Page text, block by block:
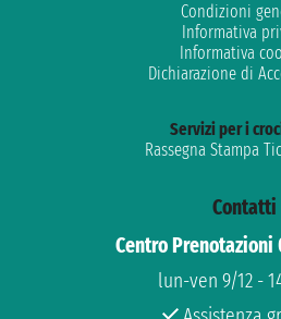
Condizioni
Informativa
Informativa
Dichiarazione di
Servizi per i
Rassegna Stampa
Contatti
Centro Prenotazioni
lun-ven 9/12 -